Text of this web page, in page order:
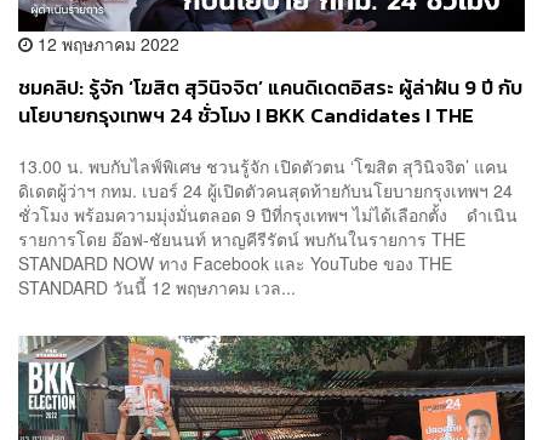
12 พฤษภาคม 2022
ชมคลิป: รู้จัก ‘โฆสิต สุวินิจจิต’ แคนดิเดตอิสระ ผู้ล่าฝัน 9 ปี กับ
นโยบายกรุงเทพฯ 24 ชั่วโมง I BKK Candidates I THE
13.00 น. พบกับไลฟ์พิเศษ ชวนรู้จัก เปิดตัวตน ‘โฆสิต สุวินิจจิต’ แคน
ดิเดตผู้ว่าฯ กทม. เบอร์ 24 ผู้เปิดตัวคนสุดท้ายกับนโยบายกรุงเทพฯ 24
ชั่วโมง พร้อมความมุ่งมั่นตลอด 9 ปีที่กรุงเทพฯ ไม่ได้เลือกตั้ง ดำเนิน
รายการโดย อ๊อฟ-ชัยนนท์ หาญคีรีรัตน์ พบกันในรายการ THE
STANDARD NOW ทาง Facebook และ YouTube ของ THE
STANDARD วันนี้ 12 พฤษภาคม เวล...